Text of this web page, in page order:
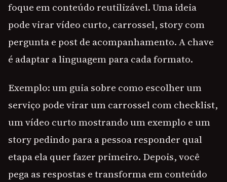
foque em conteúdo reutilizável. Uma ideia
pode virar vídeo curto, carrossel, story com
pergunta e post de acompanhamento. A chave
é adaptar a linguagem para cada formato.
Exemplo: um guia sobre como escolher um
serviço pode virar um carrossel com checklist,
um vídeo curto mostrando um exemplo e um
story pedindo para a pessoa responder qual
etapa ela quer fazer primeiro. Depois, você
pega as respostas e transforma em conteúdo